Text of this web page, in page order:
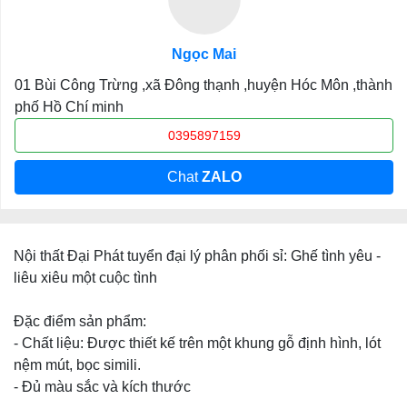
Ngọc Mai
01 Bùi Công Trừng ,xã Đông thạnh ,huyện Hóc Môn ,thành
phố Hồ Chí minh
0395897159
ChatZALO
Nội thất Đại Phát tuyển đại lý phân phối sỉ: Ghế tình yêu -
liêu xiêu một cuộc tình
Đặc điểm sản phẩm:
- Chất liệu: Được thiết kế trên một khung gỗ định hình, lót
nệm mút, bọc simili.
- Đủ màu sắc và kích thước